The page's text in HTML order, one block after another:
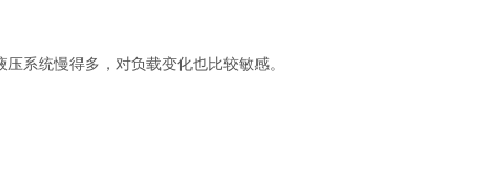
统慢得多，对负载变化也比较敏感。